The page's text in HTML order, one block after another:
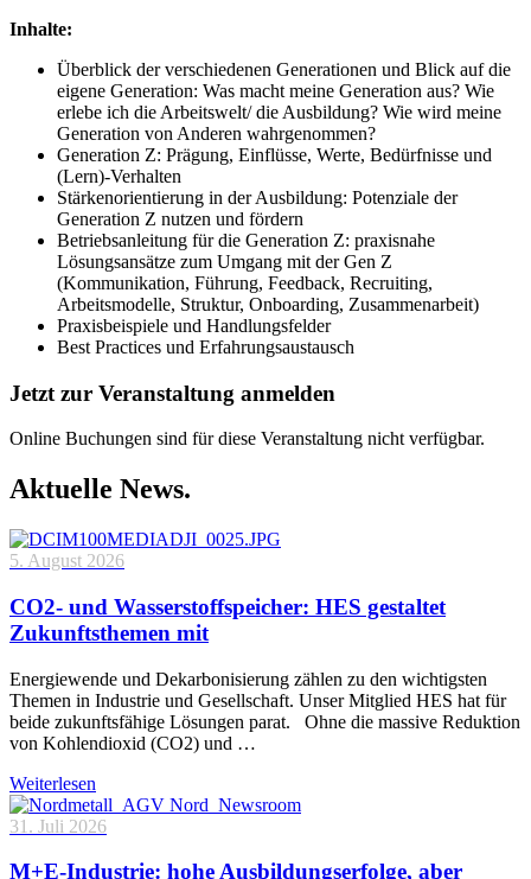
Inhalte:
Überblick der verschiedenen Generationen und Blick auf die
eigene Generation: Was macht meine Generation aus? Wie
erlebe ich die Arbeitswelt/ die Ausbildung? Wie wird meine
Generation von Anderen wahrgenommen?
Generation Z: Prägung, Einflüsse, Werte, Bedürfnisse und
(Lern)-Verhalten
Stärkenorientierung in der Ausbildung: Potenziale der
Generation Z nutzen und fördern
Betriebsanleitung für die Generation Z: praxisnahe
Lösungsansätze zum Umgang mit der Gen Z
(Kommunikation, Führung, Feedback, Recruiting,
Arbeitsmodelle, Struktur, Onboarding, Zusammenarbeit)
Praxisbeispiele und Handlungsfelder
Best Practices und Erfahrungsaustausch
Jetzt zur Veranstaltung anmelden
Online Buchungen sind für diese Veranstaltung nicht verfügbar.
Aktuelle News.
5. August 2026
CO2- und Wasserstoffspeicher: HES gestaltet
Zukunftsthemen mit
Energiewende und Dekarbonisierung zählen zu den wichtigsten
Themen in Industrie und Gesellschaft. Unser Mitglied HES hat für
beide zukunftsfähige Lösungen parat. Ohne die massive Reduktion
von Kohlendioxid (CO2) und …
Weiterlesen
31. Juli 2026
M+E-Industrie: hohe Ausbildungserfolge, aber